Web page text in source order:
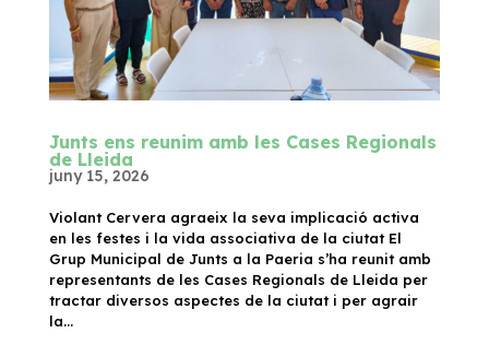
Junts ens reunim amb les Cases Regionals
de Lleida
juny 15, 2026
Violant Cervera agraeix la seva implicació activa
en les festes i la vida associativa de la ciutat El
Grup Municipal de Junts a la Paeria s’ha reunit amb
representants de les Cases Regionals de Lleida per
tractar diversos aspectes de la ciutat i per agrair
la...